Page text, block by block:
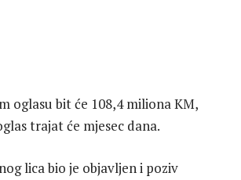
oglasu bit će 108,4 miliona KM,
trajat će mjesec dana.
lica bio je objavljen i poziv